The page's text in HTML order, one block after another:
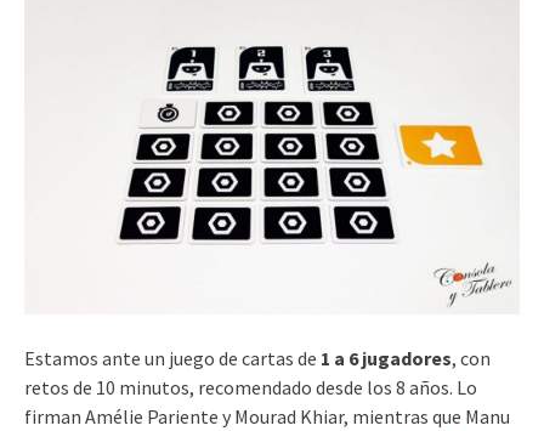
Estamos ante un juego de cartas de 1 a 6 jugadores, con
retos de 10 minutos, recomendado desde los 8 años. Lo
firman Amélie Pariente y Mourad Khiar, mientras que Manu